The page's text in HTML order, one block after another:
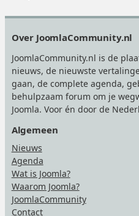
Over JoomlaCommunity.nl
JoomlaCommunity.nl is de
nieuws, de nieuwste
gaan, de complete agenda,
behulpzaam forum om je
Joomla. Voor én door de
Algemeen
Nieuws
Agenda
Wat is Joomla?
Waarom Joomla?
JoomlaCommunity
Contact